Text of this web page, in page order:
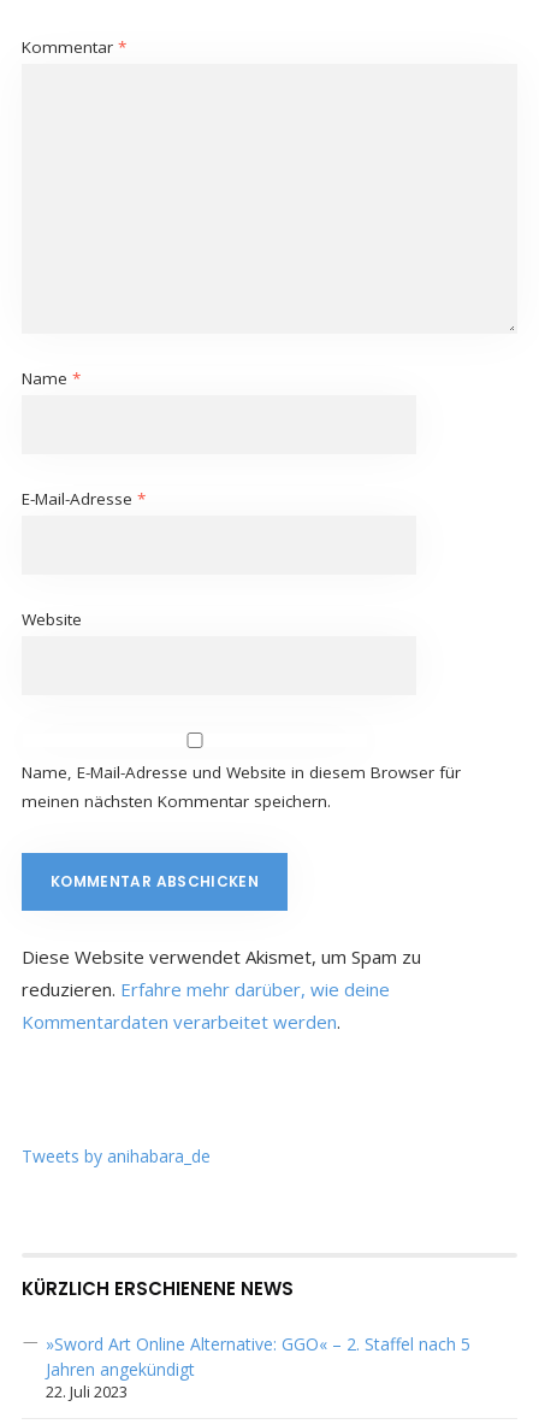
Kommentar *
Name *
E-Mail-Adresse *
Website
Name, E-Mail-Adresse und Website in diesem Browser für
meinen nächsten Kommentar speichern.
Diese Website verwendet Akismet, um Spam zu
reduzieren. Erfahre mehr darüber, wie deine
Kommentardaten verarbeitet werden.
Tweets by anihabara_de
KÜRZLICH ERSCHIENENE NEWS
»Sword Art Online Alternative: GGO« – 2. Staffel nach 5
Jahren angekündigt
22. Juli 2023